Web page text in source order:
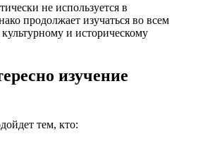
не используется в
продолжает изучаться во всем
и историческому
изучение
тем, кто: